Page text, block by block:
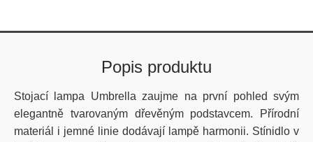
Popis produktu
Stojací lampa Umbrella zaujme na první pohled svým
elegantně tvarovaným dřevěným podstavcem. Přírodní
materiál i jemné linie dodávají lampě harmonii. Stínidlo v